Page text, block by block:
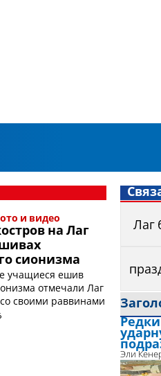
и видео
на Лаг
сионизма
учащиеся ешив
отмечали Лаг
своими раввинами
Лаг
Эли